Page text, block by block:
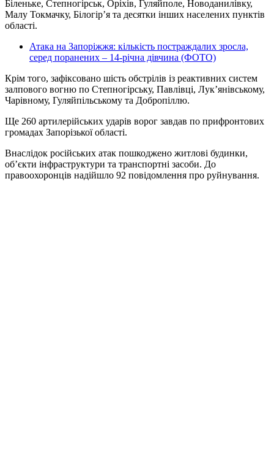
Біленьке, Степногірськ, Оріхів, Гуляйполе, Новоданилівку,
Малу Токмачку, Білогір’я та десятки інших населених пунктів
області.
Атака на Запоріжжя: кількість постраждалих зросла,
серед поранених – 14-річна дівчина (ФОТО)
Крім того, зафіксовано шість обстрілів із реактивних систем
залпового вогню по Степногірську, Павлівці, Лук’янівському,
Чарівному, Гуляйпільському та Добропіллю.
Ще 260 артилерійських ударів ворог завдав по прифронтових
громадах Запорізької області.
Внаслідок російських атак пошкоджено житлові будинки,
об’єкти інфраструктури та транспортні засоби. До
правоохоронців надійшло 92 повідомлення про руйнування.